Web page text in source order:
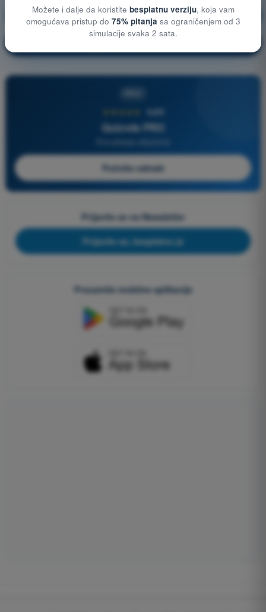
Vazduhoplovni propisi Vežbanje!
4,6/5
Quizvds PRO
Počnite odmah
Prijavite se na Newsletter
Prijavite se, besplatno je
Preuzmite mobilne aplikacije
Možete i dalje da koristite besplatnu verziju, koja vam
omogućava pristup do 75% pitanja sa ograničenjem od 3
simulacije svaka 2 sata.